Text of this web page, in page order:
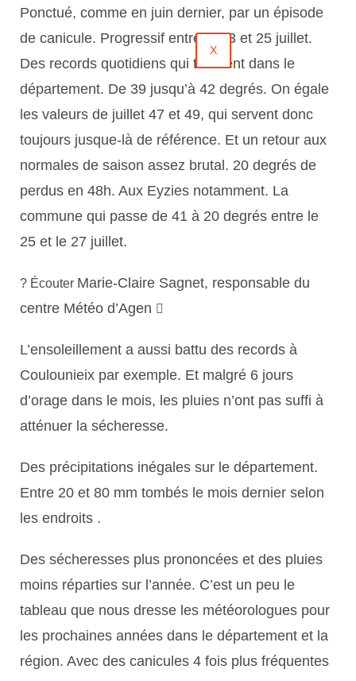
X
Ponctué, comme en juin dernier, par un épisode
de canicule. Progressif entre le 23 et 25 juillet.
Des records quotidiens qui tombent dans le
département. De 39 jusqu’à 42 degrés. On égale
les valeurs de juillet 47 et 49, qui servent donc
toujours jusque-là de référence. Et un retour aux
normales de saison assez brutal. 20 degrés de
perdus en 48h. Aux Eyzies notamment. La
commune qui passe de 41 à 20 degrés entre le
25 et le 27 juillet.
? Écouter Marie-Claire Sagnet, responsable du
centre Météo d’Agen
L’ensoleillement a aussi battu des records à
Coulounieix par exemple. Et malgré 6 jours
d’orage dans le mois, les pluies n’ont pas suffi à
atténuer la sécheresse.
Des précipitations inégales sur le département.
Entre 20 et 80 mm tombés le mois dernier selon
les endroits .
Des sécheresses plus prononcées et des pluies
moins réparties sur l’année. C’est un peu le
tableau que nous dresse les météorologues pour
les prochaines années dans le département et la
région. Avec des canicules 4 fois plus fréquentes